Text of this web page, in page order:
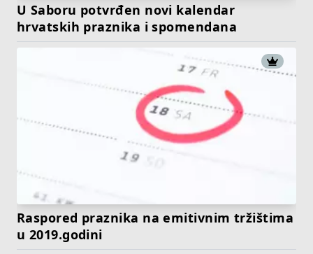
U Saboru potvrđen novi kalendar
hrvatskih praznika i spomendana
Raspored praznika na emitivnim tržištima
u 2019.godini